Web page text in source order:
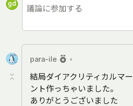
para-ile •
結局ダイアクリティカルマ
ント作っちゃいました。
ありがとうございました